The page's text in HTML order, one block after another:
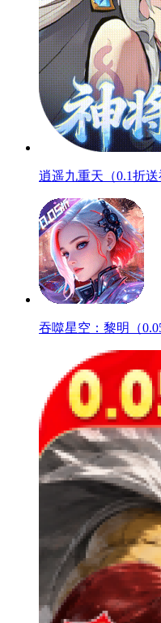
逍遥九重天（0.1折送
吞噬星空：黎明（